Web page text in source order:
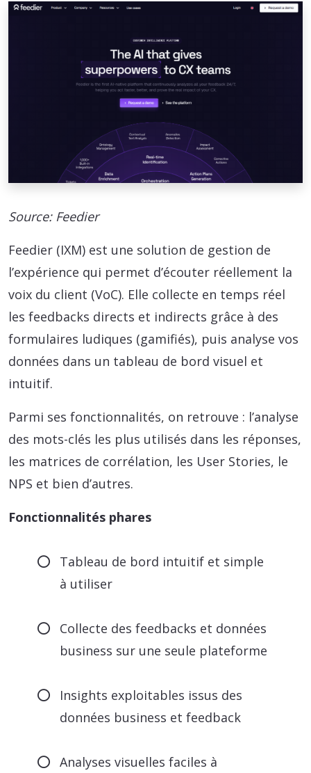
Source: Feedier
Feedier (IXM) est une solution de gestion de
l’expérience qui permet d’écouter réellement la
voix du client (VoC). Elle collecte en temps réel
les feedbacks directs et indirects grâce à des
formulaires ludiques (gamifiés), puis analyse vos
données dans un tableau de bord visuel et
intuitif.
Parmi ses fonctionnalités, on retrouve : l’analyse
des mots-clés les plus utilisés dans les réponses,
les matrices de corrélation, les User Stories, le
NPS et bien d’autres.
Fonctionnalités phares
Tableau de bord intuitif et simple
à utiliser
Collecte des feedbacks et données
business sur une seule plateforme
Insights exploitables issus des
données business et feedback
Analyses visuelles faciles à